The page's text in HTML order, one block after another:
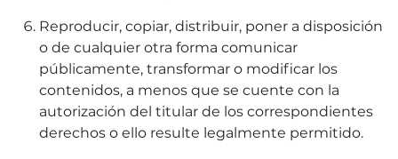
Reproducir, copiar, distribuir, poner a disposición
o de cualquier otra forma comunicar
públicamente, transformar o modificar los
contenidos, a menos que se cuente con la
autorización del titular de los correspondientes
derechos o ello resulte legalmente permitido.